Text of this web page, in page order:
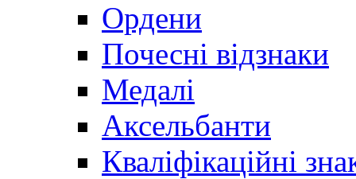
Ордени
Почесні відзнаки
Медалі
Аксельбанти
Кваліфікаційні